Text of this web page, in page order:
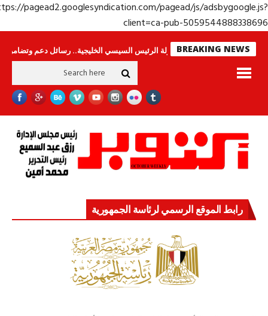
https://pagead2.googlesyndication.com/pagead/js/
client=ca-pub-
BREAKING NEWS
لا ينامون جولة الرئيس السيسي الخليجية.. رسائل دعم وتضامن للأشقاء
رابط الموقع الرسمي لرئاسة الجمهورية